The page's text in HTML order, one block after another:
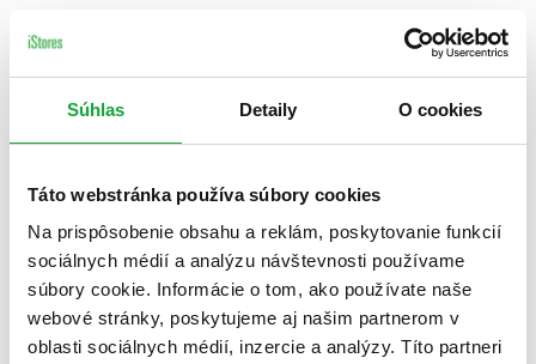
Súhlas Detaily O cookies
Táto webstránka používa súbory cookies
Na prispôsobenie obsahu a reklám, poskytovanie funkcií
sociálnych médií a analýzu návštevnosti používame
súbory cookie. Informácie o tom, ako používate naše
webové stránky, poskytujeme aj našim partnerom v
oblasti sociálnych médií, inzercie a analýzy. Títo partneri